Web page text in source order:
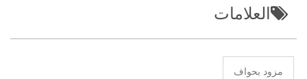
العلامات
مزود بحواف